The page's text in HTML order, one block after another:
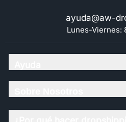
ayuda@aw-
Lunes-Viernes: